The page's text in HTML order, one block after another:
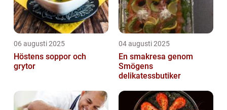
06 augusti 2025
Höstens soppor och
grytor
04 augusti 2025
En smakresa genom
Smögens
delikatessbutiker